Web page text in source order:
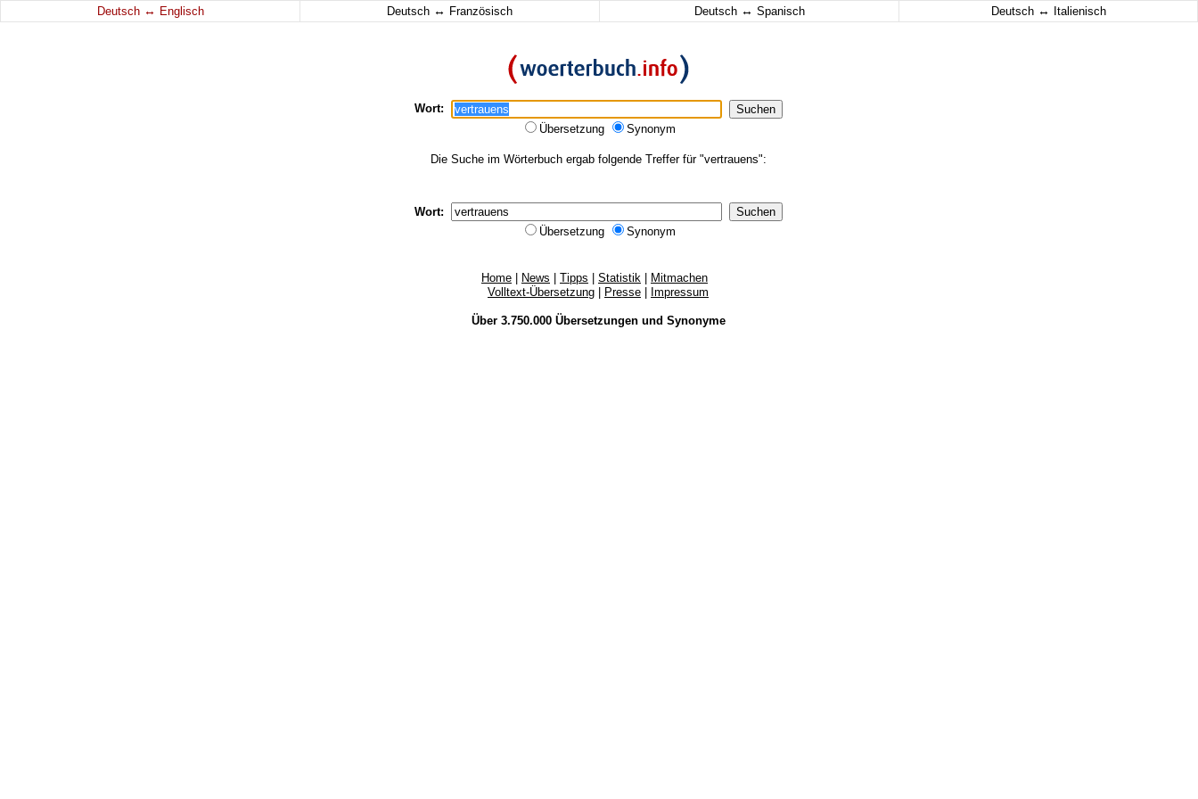
Deutsch ↔ Englisch Deutsch ↔ Französisch Deutsch ↔ Spanisch Deutsch ↔ Italienisch
Wort:
Übersetzung
Synonym
Die Suche im Wörterbuch ergab folgende Treffer für "vertrauens":
Wort:
Übersetzung
Synonym
Home News Tipps Statistik
Mitmachen
Volltext-Übersetzung
Presse Impressum
Über 3.750.000 Übersetzungenund Synonyme